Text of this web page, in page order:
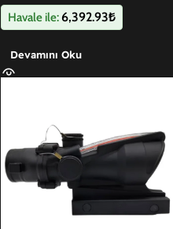
Havale ile:6,392.93₺
Devamını Oku